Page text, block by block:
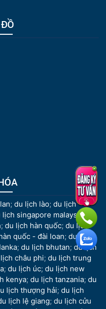
; du lịch lào; du lịch
lịch singapore malaysia;
du
; du lịch hàn quốc; du lịch
quốc - đài loan; du lịch
; du lịch bhutan; du lịch
châu phi; du lịch trung
; du lịch úc; du lịch new
kenya; du lịch tanzania; du
lịch thượng hải; du lịch
lịch lệ giang; du lịch cửu